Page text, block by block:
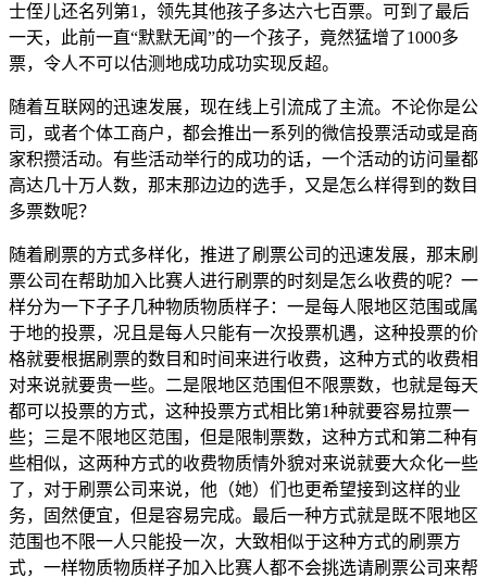
士侄儿还名列第1，领先其他孩子多达六七百票。可到了最后
一天，此前一直“默默无闻”的一个孩子，竟然猛增了1000多
票，令人不可以估测地成功成功实现反超。
随着互联网的迅速发展，现在线上引流成了主流。不论你是公
司，或者个体工商户，都会推出一系列的微信投票活动或是商
家积攒活动。有些活动举行的成功的话，一个活动的访问量都
高达几十万人数，那末那边边的选手，又是怎么样得到的数目
多票数呢？
随着刷票的方式多样化，推进了刷票公司的迅速发展，那末刷
票公司在帮助加入比赛人进行刷票的时刻是怎么收费的呢？一
样分为一下子子几种物质物质样子：一是每人限地区范围或属
于地的投票，况且是每人只能有一次投票机遇，这种投票的价
格就要根据刷票的数目和时间来进行收费，这种方式的收费相
对来说就要贵一些。二是限地区范围但不限票数，也就是每天
都可以投票的方式，这种投票方式相比第1种就要容易拉票一
些；三是不限地区范围，但是限制票数，这种方式和第二种有
些相似，这两种方式的收费物质情外貌对来说就要大众化一些
了，对于刷票公司来说，他（她）们也更希望接到这样的业
务，固然便宜，但是容易完成。最后一种方式就是既不限地区
范围也不限一人只能投一次，大致相似于这种方式的刷票方
式，一样物质物质样子加入比赛人都不会挑选请刷票公司来帮